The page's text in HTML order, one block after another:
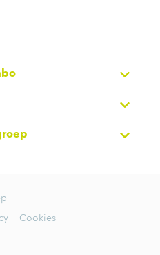
Cookies